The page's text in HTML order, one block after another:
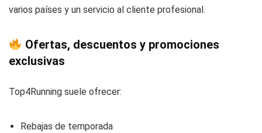
varios países y un servicio al cliente profesional.
Ofertas, descuentos y promociones
exclusivas
Top4Running suele ofrecer:
Rebajas de temporada